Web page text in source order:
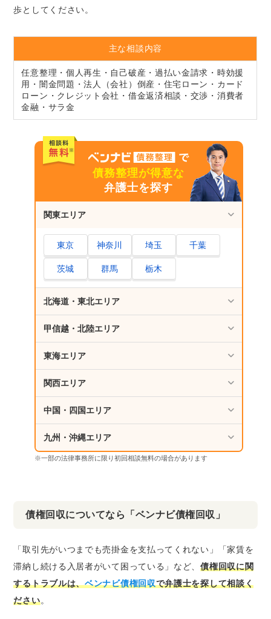
歩としてください。
主な相談内容
任意整理・個人再生・自己破産・過払い金請求・時効援
用・闇金問題・法人（会社）倒産・住宅ローン・カード
ローン・クレジット会社・借金返済相談・交渉・消費者
金融・サラ金
債務整理が得意な
弁護士を探す
関東エリア
東京 神奈川 埼玉 千葉
茨城 群馬 栃木
北海道・東北エリア
甲信越・北陸エリア
東海エリア
関西エリア
中国・四国エリア
九州・沖縄エリア
※一部の法律事務所に限り初回相談無料の場合があります
債権回収についてなら「ベンナビ債権回収」
「取引先がいつまでも売掛金を支払ってくれない」「家賃を
滞納し続ける入居者がいて困っている」など、債権回収に関
するトラブルは、ベンナビ債権回収で弁護士を探して相談く
ださい。